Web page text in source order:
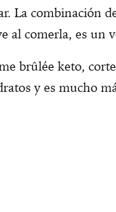
La combinación
al comerla, es un
brûlée keto,
y es mucho